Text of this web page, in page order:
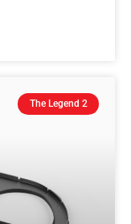
The Legend 2